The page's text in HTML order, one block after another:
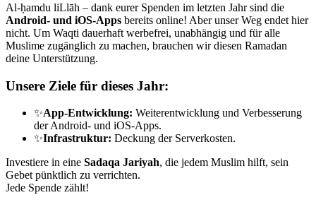
Al-ḥamdu liLlāh – dank eurer Spenden im letzten Jahr sind die
Android- und iOS-Apps bereits online! Aber unser Weg endet hier
nicht. Um Waqti dauerhaft werbefrei, unabhängig und für alle
Muslime zugänglich zu machen, brauchen wir diesen Ramadan
deine Unterstützung.
Unsere Ziele für dieses Jahr:
✨App-Entwicklung: Weiterentwicklung und Verbesserung
der Android- und iOS-Apps.
✨Infrastruktur: Deckung der Serverkosten.
Investiere in eine Sadaqa Jariyah, die jedem Muslim hilft, sein
Gebet pünktlich zu verrichten.
Jede Spende zählt!